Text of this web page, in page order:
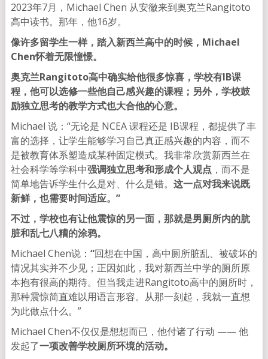
2023年7月，Michael Chen 从安徽来到奥克兰Rangitoto
高中读书。那年，他16岁。
像许多留学生一样，踏入新西兰高中的时候，Michael
Chen怀着无限憧憬。
奥克兰Rangitoto高中确实给他很多惊喜，学校有IB课
程，他可以选修一些他自己感兴趣的课程；另外，学校鼓
励独立思考的教学方式也大合他的心意。
Michael 说：“无论是 NCEA 课程还是 IB课程，都提供了丰
富的选择，让学生能够学习自己真正感兴趣的内容，而不
是被教育体系塑造成某种固定模式。我非常欣赏新西兰在
社会科学等学科中强调独立思考和形成个人观点 ，而不是
简单地告诉学生什么是对、什么是错。 这一点对我来说既
新鲜，也需要时间适应。”
不过，学校也有让他震惊的另一面，那就是男厕所内的肮
脏和乱七八糟的涂鸦。
Michael Chen说： “回想在中国，高中厕所脏乱、被破坏的
情况其实并不少见；正因如此，我对新西兰中学的厕所原
本抱有很高的期待。但当我走进Rangitoto高中的厕所时，
那种震惊简直难以用语言形容。从那一刻起，我就一直想
为此做点什么。”
Michael Chen不仅仅是想想而已，他付诸了行动 —— 他
发起了一项改善学校厕所环境的活动。